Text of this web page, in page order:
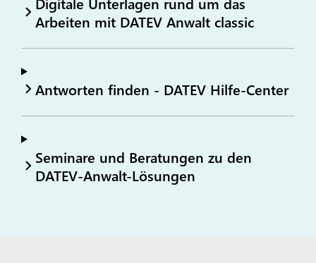
Arbeiten mit DATEV Anwalt classic
Antworten finden - DATEV Hilfe-Center
Seminare und Beratungen zu den
DATEV-Anwalt-Lösungen